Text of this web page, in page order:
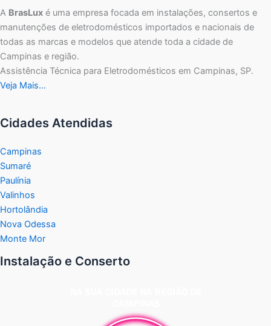
A BrasLux é uma empresa focada em instalações, consertos e
manutenções de eletrodomésticos importados e nacionais de
todas as marcas e modelos que atende toda a cidade de
Campinas e região.
Assistência Técnica para Eletrodomésticos em Campinas, SP.
Veja Mais…
Cidades Atendidas
Campinas
Sumaré
Paulínia
Valinhos
Hortolândia
Nova Odessa
Monte Mor
Instalação e Conserto